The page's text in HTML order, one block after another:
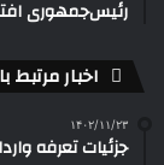
رئیس‌جمهوری
اخبار
۱۴۰۲/۱۱/۲۳
جزئیات تعرفه